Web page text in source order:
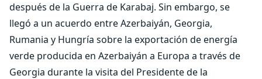
después de la Guerra de Karabaj. Sin embargo, se
llegó a un acuerdo entre Azerbaiyán, Georgia,
Rumania y Hungría sobre la exportación de energía
verde producida en Azerbaiyán a Europa a través de
Georgia durante la visita del Presidente de la